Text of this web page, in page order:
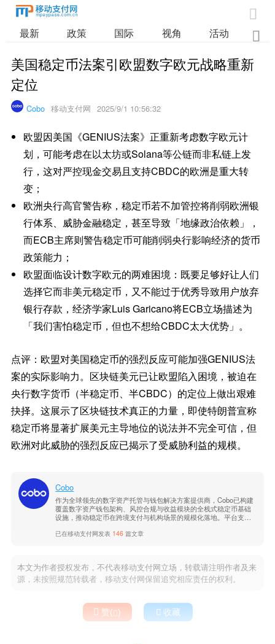

最新 政策 国际 视角 活动 业

美国稳定币法案引欧盟数字欧元战略重新
定位
Cobo 移动支付网 2025/9/1 10:56:32
欧盟因美国《GENIUS法案》正重新考虑数字欧元计
划，可能考虑在以太坊或Solana等公链而非私链上发
行，这对严控现金交易且支持CBDC的欧洲是重大转
变；
欧洲央行高官警告称，稳定币若不加管控将削弱欧洲银
行体系、威胁金融稳定，甚至导致「地缘政治依赖」，
而ECB主席则警告稳定币可能削弱央行影响经济的货币
政策能力；
欧盟面临设计数字欧元的两难困境：既要足够好让人们
选择它而非美元稳定币，又不能过于优秀导致用户放弃
银行存款，经济学家Luis Garicano将ECB立场描述为
「我们害怕稳定币，但也不想给CBDC太大优势」。
点评：欧盟对美国稳定币的强烈反应可能加强GENIUS法
案的实际影响力。区块链美元已让欧盟陷入困境，被迫在
央行数字货币（半稳定币、半CBDC）的定位上做出艰难
抉择。这展示了区块链技术真正的力量，即使特朗普宣称
稳定币将显著扩展美元主导地位的说法并不完全可信，但
欧洲对此威胁的强烈反应已揭示了受威胁利益的规模。
Cobo
作为全球领先的数字资产托管与钱包解决方案提供商，Cobo已构建
覆盖数字资产钱包架构、风控合规与收益模块的全栈式稳定币基础
设施，推动稳定币在跨境支付与机构场景的规模化落地。平台支持
obo官网。
已在移动支付网发表 146 篇文章
本文为作者授权发布，不代表移动支付网立场，转载请注明作者及来
源，未按照规范转载者，移动支付网保留追究相应责任的权利。
 赞()  收藏